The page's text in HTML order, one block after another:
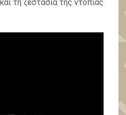
τη ζεστασιά της ντόπιας